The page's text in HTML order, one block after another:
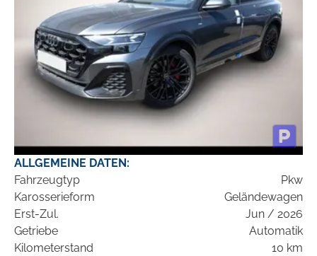
ALLGEMEINE DATEN:
Fahrzeugtyp
Pkw
Karosserieform
Geländewagen
Erst-Zul.
Jun / 2026
Getriebe
Automatik
Kilometerstand
10 km